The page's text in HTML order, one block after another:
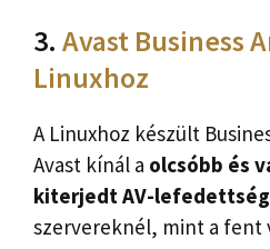
3. Avast Business
Linuxhoz
A Linuxhoz készült
Avast kínál a olcsóbb és
kiterjedt AV-lefedettség
szervereknél, mint a fent